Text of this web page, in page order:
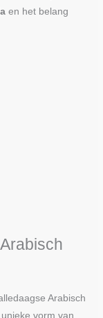
en het belang
Arabisch
vorm van